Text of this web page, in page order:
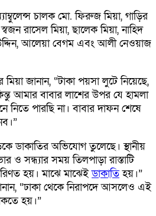
চালক মো. ফিরুজ মিয়া, গাড়ির
রাসেল মিয়া, ছালেক মিয়া, নাহিদ
আলেয়া বেগম এবং আলী নেওয়াজ
জানান, “টাকা পয়সা লুটে নিয়েছে,
আমার বাবার লাশের উপর যে হামলা
নিতে পারছি না। বাবার দাফন শেষে
ডাকাতির অভিযোগ তুলেছে। স্থানীয়
ও সন্ধ্যার সময় তিলপাড়া রাস্তাটি
হয়। মাঝে মাঝেইডাকাতিহয়।”
“ঢাকা থেকে নিরাপদে আসলেও এই
হয়।”